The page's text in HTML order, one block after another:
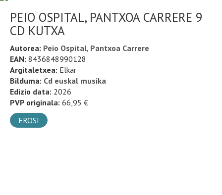
PEIO OSPITAL, PANTXOA CARRERE 9
CD KUTXA
Autorea: Peio Ospital, Pantxoa Carrere
EAN: 8436848990128
Argitaletxea: Elkar
Bilduma: Cd euskal musika
Edizio data: 2026
PVP originala: 66,95 €
EROSI